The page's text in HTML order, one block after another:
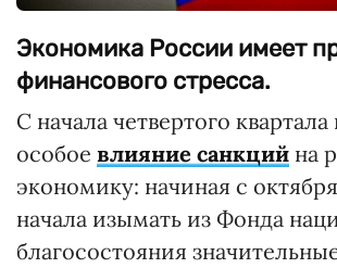
Экономика России имеет
финансового стресса.
С начала четвертого
особое влияние санкций на
экономику: начиная с
начала изымать из Фонда
благосостояния